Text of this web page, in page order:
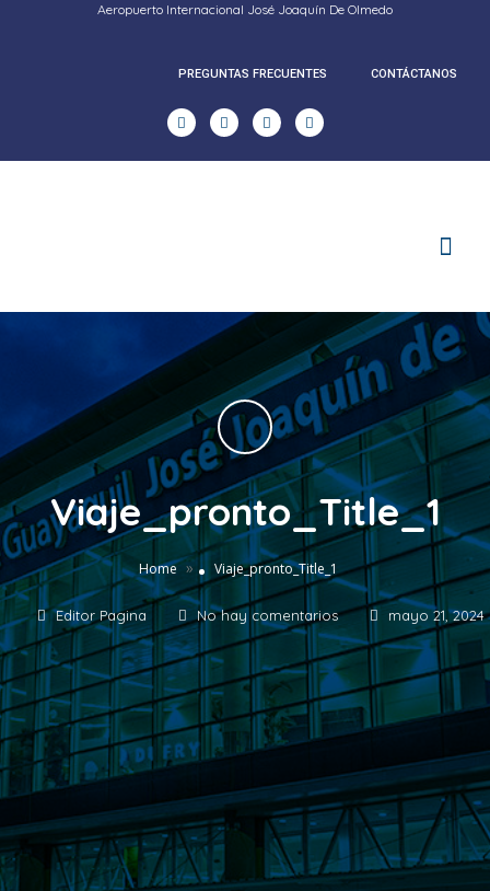
Aeropuerto Internacional José Joaquín De Olmedo
PREGUNTAS FRECUENTES CONTÁCTANOS
Viaje_pronto_Title_1
Home » Viaje_pronto_Title_1
Editor Pagina No hay comentarios mayo 21, 2024